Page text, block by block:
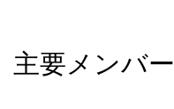
主要メンバー